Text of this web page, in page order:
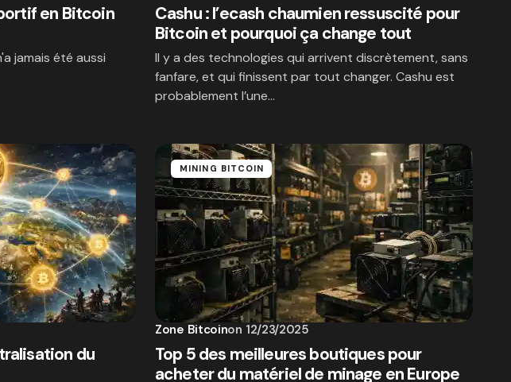
en Bitcoin
jamais été aussi
Cashu : l’ecash chaumien ressuscité pour
Bitcoin et pourquoi ça change tout
Il y a des technologies qui arrivent discrètement, sans
fanfare, et qui finissent par tout changer. Cashu est
probablement l’une…
du
MINING BITCOIN
Zone Bitcoinon 12/23/2025
Top 5 des meilleures boutiques pour
acheter du matériel de minage en Europe